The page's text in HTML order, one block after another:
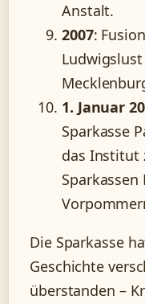
Anstalt.
2007:
1. Januar
Sparkasse
das Institut
Die Sparkasse
Geschichte
überstanden –